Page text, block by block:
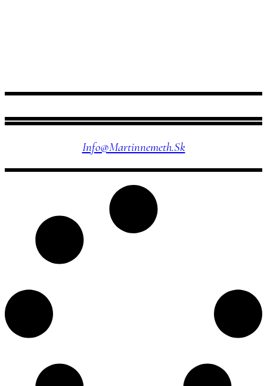
Info@martinnemeth.sk